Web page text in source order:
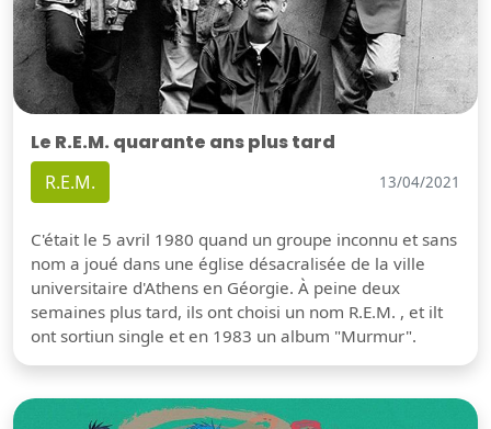
Le R.E.M. quarante ans plus tard
R.E.M. 13/04/2021
C'était le 5 avril 1980 quand un groupe inconnu et sans
nom a joué dans une église désacralisée de la ville
universitaire d'Athens en Géorgie. À peine deux
semaines plus tard, ils ont choisi un nom R.E.M. , et ilt
ont sortiun single et en 1983 un album "Murmur".